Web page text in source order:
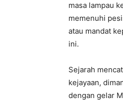
masa lampau
memenuhi
atau mandat
ini.
Sejarah
kejayaan,
dengan gelar